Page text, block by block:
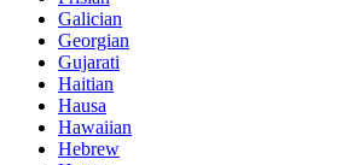
Galician
Georgian
Gujarati
Haitian
Hausa
Hawaiian
Hebrew